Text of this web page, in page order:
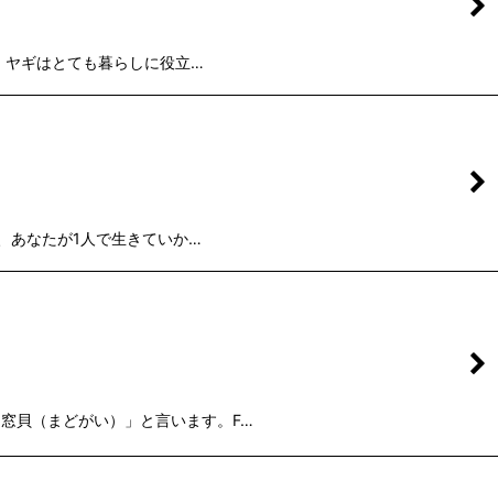
ヤギはとても暮らしに役立…
あなたが1人で生きていか…
貝（まどがい）」と言います。F…